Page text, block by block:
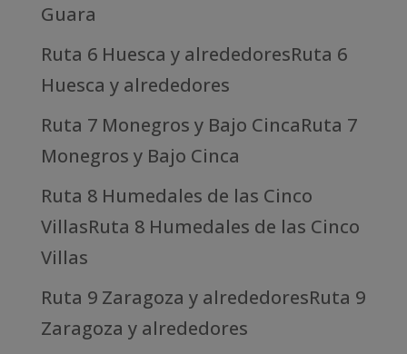
Guara
Ruta 6 Huesca y alrededoresRuta 6
Huesca y alrededores
Ruta 7 Monegros y Bajo CincaRuta 7
Monegros y Bajo Cinca
Ruta 8 Humedales de las Cinco
VillasRuta 8 Humedales de las Cinco
Villas
Ruta 9 Zaragoza y alrededoresRuta 9
Zaragoza y alrededores